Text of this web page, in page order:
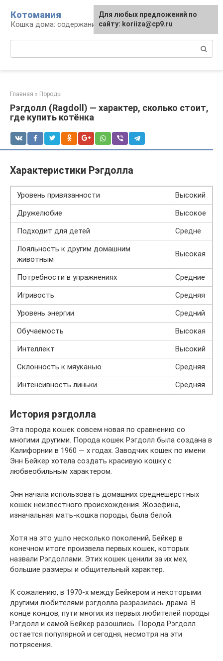
контенту
Котомания
Кошка дома: содержание и уход
Главная » Породы
Рэгдолл (Ragdoll) — характер, сколько стоит,
где купить котёнка
Характеристики Рэгдолла
Уровень привязанности
Высокий
Дружелюбие
Высокое
Подходит для детей
Средне
Лояльность к другим домашним
животным
Высокая
Потребности в упражнениях
Средние
Игривость
Средняя
Уровень энергии
Средний
Обучаемость
Высокая
Интеллект
Высокий
Склонность к мяуканью
Средняя
Интенсивность линьки
Средняя
История рэгдолла
Эта порода кошек совсем новая по сравнению со
многими другими. Порода кошек Рэгдолл была создана в
Калифорнии в 1960 — х годах. Заводчик кошек по имени
Энн Бейкер хотела создать красивую кошку с
любвеобильным характером.
Энн начала использовать домашних среднешерстных
кошек неизвестного происхождения. Жозефина,
изначальная мать-кошка породы, была белой.
Хотя на это ушло несколько поколений, Бейкер в
конечном итоге произвела первых кошек, которых
назвали Рэгдоллами. Этих кошек ценили за их мех,
большие размеры и общительный характер.
К сожалению, в 1970-х между Бейкером и некоторыми
другими любителями рэгдолла разразилась драма. В
конце концов, пути многих из первых любителей породы
Рэгдолл и самой Бейкер разошлись. Порода Рэгдолл
остается популярной и сегодня, несмотря на эти
потрясения.
Для любых предложений по
сайту: koriiza@cp9.ru